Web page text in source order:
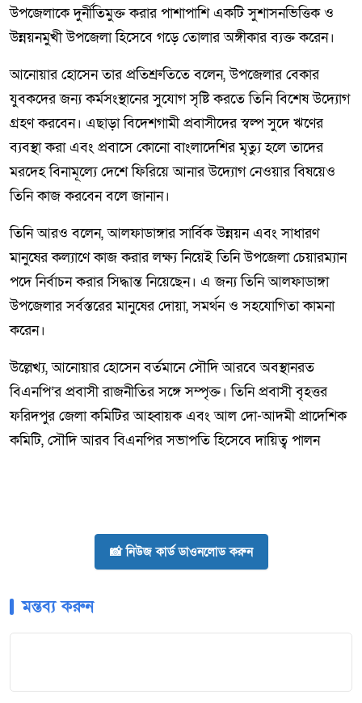
উপজেলাকে দুর্নীতিমুক্ত করার পাশাপাশি একটি সুশাসনভিত্তিক ও
উন্নয়নমুখী উপজেলা হিসেবে গড়ে তোলার অঙ্গীকার ব্যক্ত করেন।
আনোয়ার হোসেন তার প্রতিশ্রুতিতে বলেন, উপজেলার বেকার
যুবকদের জন্য কর্মসংস্থানের সুযোগ সৃষ্টি করতে তিনি বিশেষ উদ্যোগ
গ্রহণ করবেন। এছাড়া বিদেশগামী প্রবাসীদের স্বল্প সুদে ঋণের
ব্যবস্থা করা এবং প্রবাসে কোনো বাংলাদেশির মৃত্যু হলে তাদের
মরদেহ বিনামূল্যে দেশে ফিরিয়ে আনার উদ্যোগ নেওয়ার বিষয়েও
তিনি কাজ করবেন বলে জানান।
তিনি আরও বলেন, আলফাডাঙ্গার সার্বিক উন্নয়ন এবং সাধারণ
মানুষের কল্যাণে কাজ করার লক্ষ্য নিয়েই তিনি উপজেলা চেয়ারম্যান
পদে নির্বাচন করার সিদ্ধান্ত নিয়েছেন। এ জন্য তিনি আলফাডাঙ্গা
উপজেলার সর্বস্তরের মানুষের দোয়া, সমর্থন ও সহযোগিতা কামনা
করেন।
উল্লেখ্য, আনোয়ার হোসেন বর্তমানে সৌদি আরবে অবস্থানরত
বিএনপি’র প্রবাসী রাজনীতির সঙ্গে সম্পৃক্ত। তিনি প্রবাসী বৃহত্তর
ফরিদপুর জেলা কমিটির আহ্বায়ক এবং আল দো-আদমী প্রাদেশিক
কমিটি, সৌদি আরব বিএনপির সভাপতি হিসেবে দায়িত্ব পালন
📸 নিউজ কার্ড ডাওনলোড করুন
মন্তব্য করুন